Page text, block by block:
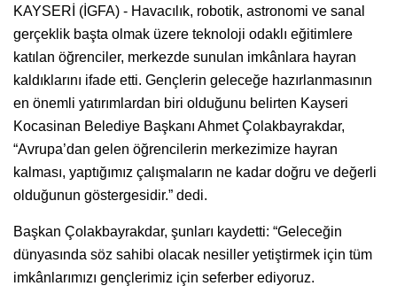
KAYSERİ (İGFA) - Havacılık, robotik, astronomi ve sanal
gerçeklik başta olmak üzere teknoloji odaklı eğitimlere
katılan öğrenciler, merkezde sunulan imkânlara hayran
kaldıklarını ifade etti. Gençlerin geleceğe hazırlanmasının
en önemli yatırımlardan biri olduğunu belirten Kayseri
Kocasinan Belediye Başkanı Ahmet Çolakbayrakdar,
“Avrupa’dan gelen öğrencilerin merkezimize hayran
kalması, yaptığımız çalışmaların ne kadar doğru ve değerli
olduğunun göstergesidir.” dedi.
Başkan Çolakbayrakdar, şunları kaydetti: “Geleceğin
dünyasında söz sahibi olacak nesiller yetiştirmek için tüm
imkânlarımızı gençlerimiz için seferber ediyoruz.